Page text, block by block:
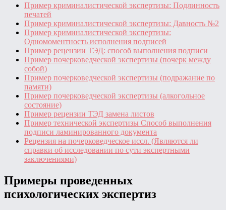
Пример криминалистической экспертизы: Подлинность
печатей
Пример криминалистической экспертизы: Давность №2
Пример криминалистической экспертизы:
Одномоментность исполнения подписей
Пример рецензии ТЭД: способ выполнения подписи
Пример почерковедческой экспертизы (почерк между
собой)
Пример почерковедческой экспертизы (подражание по
памяти)
Пример почерковедческой экспертизы (алкогольное
состояние)
Пример рецензии ТЭД замена листов
Пример технической экспертизы Способ выполнения
подписи ламинированного документа
Рецензия на почерковедческое иссл. (Являются ли
справки об исследовании по сути экспертными
заключениями)
Примеры проведенных
психологических экспертиз